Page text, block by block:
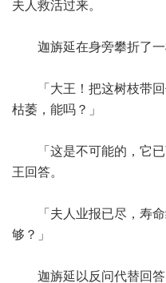
夫人救活过来。
迦旃延在身旁攀折了一
「大王！把这树枝带回
枯萎，能吗？」
「这是不可能的，它已
王回答。
「夫人业报已尽，寿命
够？」
迦旃延以反问代替回答